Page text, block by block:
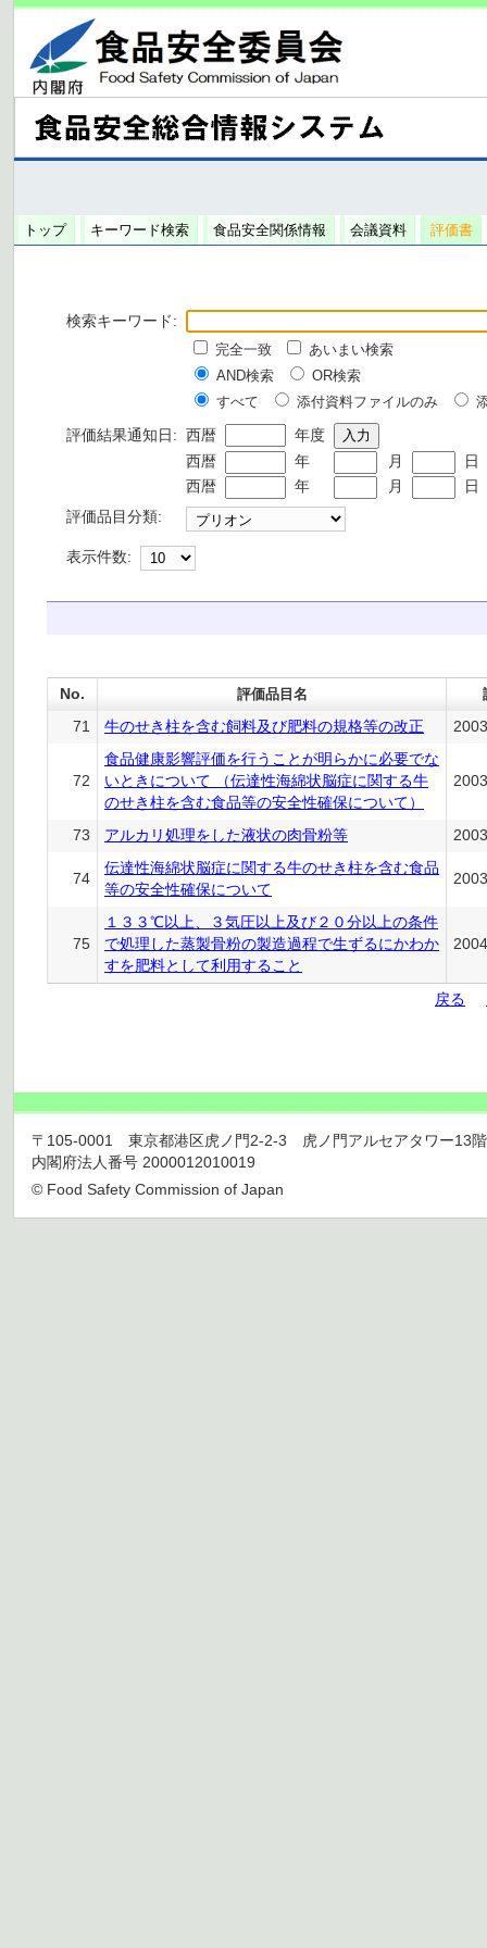
トップ キーワード検索 食品安全関係情報 会議資料 評価書
検索キーワード:
完全一致
あいまい検索
AND検索
OR検索
すべて
添付資料ファイルのみ
評価結果通知日: 西暦
年度
西暦
年 月
日
西暦
年 月
日
評価品目分類:
表示件数:
No. 評価品目名
71
牛のせき柱を含む飼料及び肥料の規格等の改正
72
食品健康影響評価を行うことが明らかに必要でな
いときについて （伝達性海綿状脳症に関する牛
のせき柱を含む食品等の安全性確保について）
73 アルカリ処理をした液状の肉骨粉等
74
伝達性海綿状脳症に関する牛のせき柱を含む食品
等の安全性確保について
75
１３３℃以上、３気圧以上及び２０分以上の条件
で処理した蒸製骨粉の製造過程で生ずるにかわか
すを肥料として利用すること
戻る
〒105-0001 東京都港区虎ノ門2-2-3 虎ノ門アルセアタワー13
内閣府法人番号 2000012010019
© Food Safety Commission of Japan